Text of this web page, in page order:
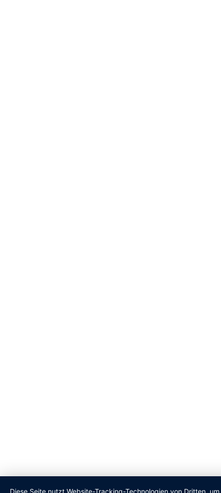
Diese Seite nutzt Website-Tracking-Technologien von Dritten,